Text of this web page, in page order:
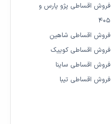
فروش اقساطی پژو پارس و
۴۰۵
فروش اقساطی شاهین
فروش اقساطی کوییک
فروش اقساطی ساینا
فروش اقساطی تیبا